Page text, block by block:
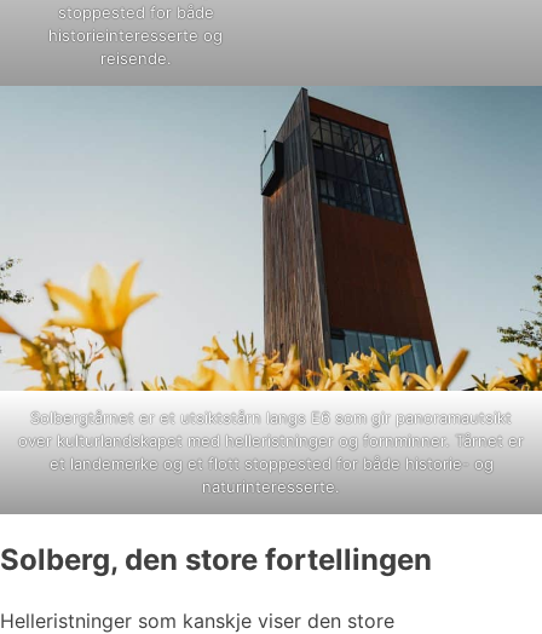
stoppested for både
historieinteresserte og
reisende.
Solbergtårnet er et utsiktstårn langs E6 som gir panoramautsikt
over kulturlandskapet med helleristninger og fornminner. Tårnet er
et landemerke og et flott stoppested for både historie- og
naturinteresserte.
Solberg, den store fortellingen
Helleristninger som kanskje viser den store